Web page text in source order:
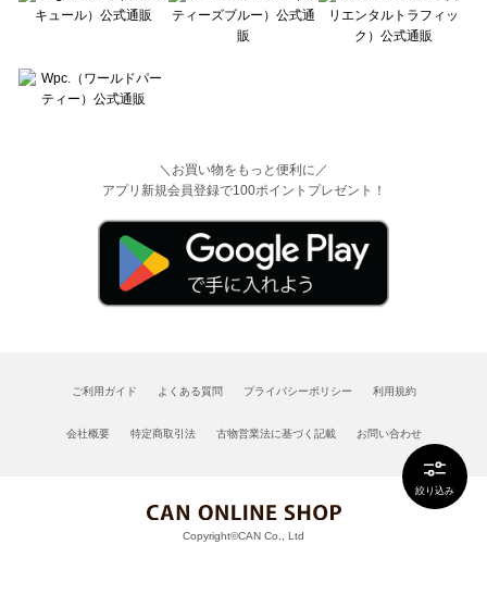
絞り込み
＼お買い物をもっと便利に／
アプリ新規会員登録で100ポイントプレゼント！
ご利用ガイド よくある質問 プライバシーポリシー 利用規約
会社概要 特定商取引法 古物営業法に基づく記載 お問い合わせ
Copyright©CAN Co., Ltd